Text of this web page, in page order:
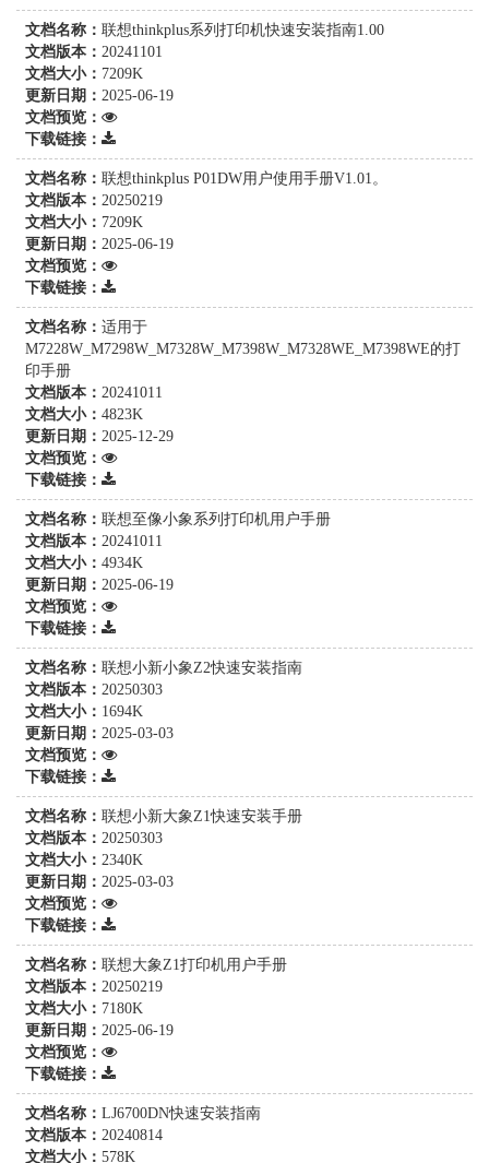
文档名称： 联想thinkplus系列打印机快速安装指南1.00
文档版本： 20241101
文档大小： 7209K
更新日期： 2025-06-19
文档预览：
下载链接：
文档名称： 联想thinkplus P01DW用户使用手册V1.01。
文档版本： 20250219
文档大小： 7209K
更新日期： 2025-06-19
文档预览：
下载链接：
文档名称： 适用于
M7228W_M7298W_M7328W_M7398W_M7328WE_M7398WE的打
印手册
文档版本： 20241011
文档大小： 4823K
更新日期： 2025-12-29
文档预览：
下载链接：
文档名称： 联想至像小象系列打印机用户手册
文档版本： 20241011
文档大小： 4934K
更新日期： 2025-06-19
文档预览：
下载链接：
文档名称： 联想小新小象Z2快速安装指南
文档版本： 20250303
文档大小： 1694K
更新日期： 2025-03-03
文档预览：
下载链接：
文档名称： 联想小新大象Z1快速安装手册
文档版本： 20250303
文档大小： 2340K
更新日期： 2025-03-03
文档预览：
下载链接：
文档名称： 联想大象Z1打印机用户手册
文档版本： 20250219
文档大小： 7180K
更新日期： 2025-06-19
文档预览：
下载链接：
文档名称： LJ6700DN快速安装指南
文档版本： 20240814
文档大小： 578K